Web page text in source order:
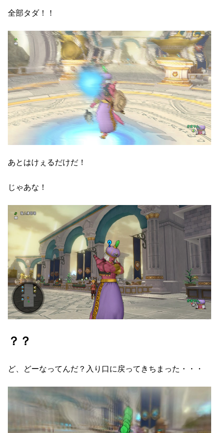
全部タダ！！
あとはけぇるだけだ！
じゃあな！
？？
ど、どーなってんだ？入り口に戻ってきちまった・・・